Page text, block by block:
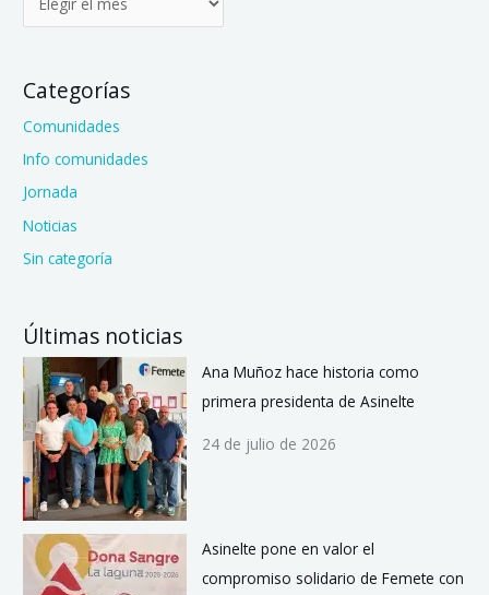
Categorías
Comunidades
Info comunidades
Jornada
Noticias
Sin categoría
Últimas noticias
Ana Muñoz hace historia como
primera presidenta de Asinelte
24 de julio de 2026
Asinelte pone en valor el
compromiso solidario de Femete con